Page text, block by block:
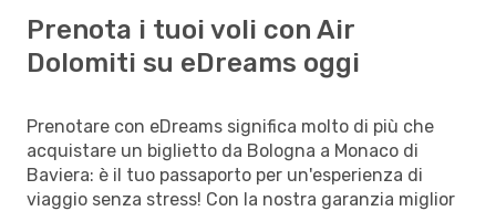
Prenota i tuoi voli con Air
Dolomiti su eDreams oggi
Prenotare con eDreams significa molto di più che
acquistare un biglietto da Bologna a Monaco di
Baviera: è il tuo passaporto per un'esperienza di
viaggio senza stress! Con la nostra garanzia miglior